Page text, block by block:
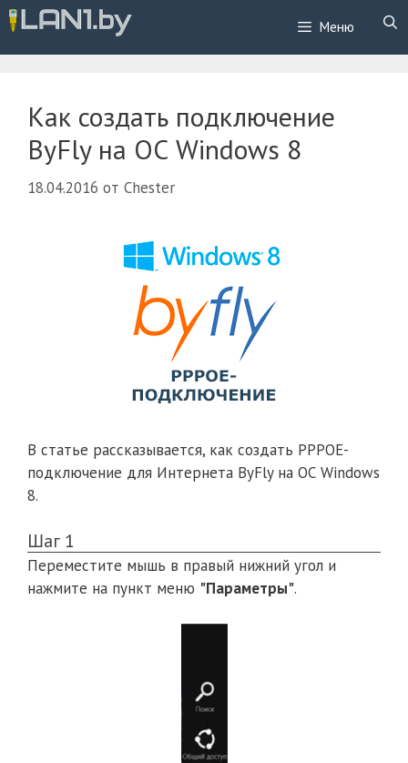
Перейти
содержимому
Меню
Как создать подключение
ByFly на ОС Windows 8
18.04.2016 от Chester
В статье рассказывается, как создать PPPOE-
подключение для Интернета ByFly на ОС Windows
8.
Шаг 1
Переместите мышь в правый нижний угол и
нажмите на пункт меню "Параметры".